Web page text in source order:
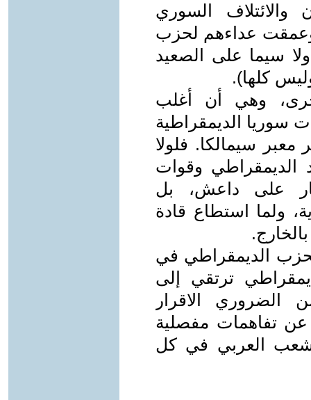
السوري
وعمقت عداءهم لحزب
ولا سيما على الصعيد
كلها).
وهي أن أغلب
سوريا الديمقراطية
سيمالكا. فلولا
الديمقراطي وقوات
على داعش، بل
ولما استطاع قادة
الديمقراطي في
ترتقي إلى
الضروري الاقرار
عن تفاهمات مفصلية
العربي في كل